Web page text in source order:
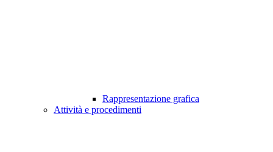
Rappresentazione grafica
Attività e procedimenti